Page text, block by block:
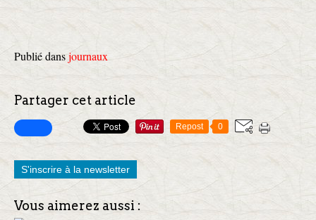
Publié dansjournaux
Partager cet article
Repost 0
S'inscrire à la newsletter
Vous aimerez aussi :